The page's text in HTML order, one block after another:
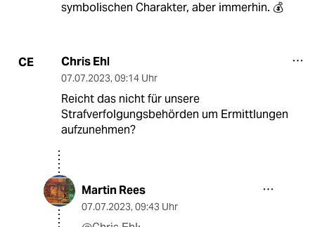
symbolischen Charakter, aber immerhin. 💰
CE Chris Ehl
07.07.2023, 09:14 Uhr
Reicht das nicht für unsere
Strafverfolgungsbehörden um Ermittlungen
aufzunehmen?
Martin Rees
07.07.2023, 09:43 Uhr